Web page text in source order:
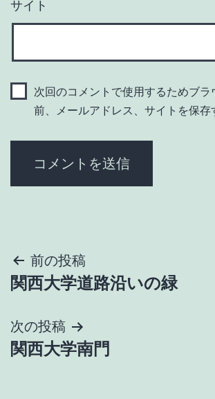
サイト
次回のコメントで使用するためブラ
前、メールアドレス、サイトを保存
投
稿
ナ
ビ
前の投稿
関西大学道路沿いの緑
次の投稿
関西大学南門